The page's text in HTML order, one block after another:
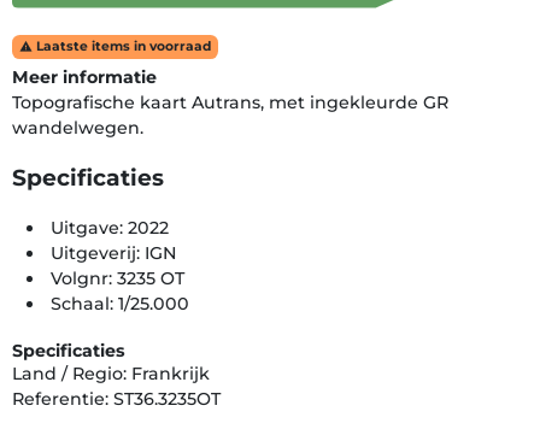
 Laatste items in voorraad
Meer informatie
Topografische kaart Autrans, met ingekleurde GR
wandelwegen.
Specificaties
Uitgave: 2022
Uitgeverij: IGN
Volgnr: 3235 OT
Schaal: 1/25.000
Specificaties
Land / Regio: Frankrijk
Referentie: ST36.3235OT